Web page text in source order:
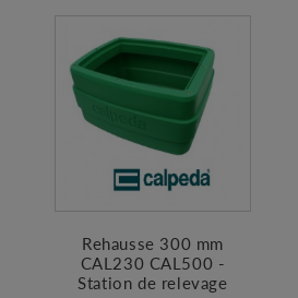
Rehausse 300 mm
CAL230 CAL500 -
Station de relevage